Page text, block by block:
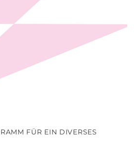
FÜR EIN DIVERSES